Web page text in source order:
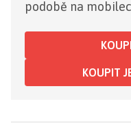
podobě na
KOUPIT